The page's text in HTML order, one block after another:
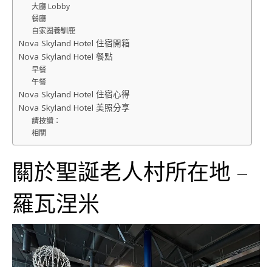
大廳 Lobby
餐廳
自家圈養馴鹿
Nova Skyland Hotel 住宿開箱
Nova Skyland Hotel 餐點
早餐
午餐
Nova Skyland Hotel 住宿心得
Nova Skyland Hotel 美照分享
請按讚：
相關
關於聖誕老人村所在地 –
羅瓦涅米